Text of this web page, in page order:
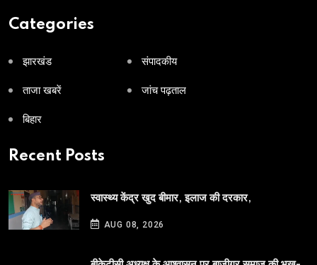
Categories
झारखंड संपादकीय
ताजा खबरें जांच पढ़ताल
बिहार
Recent Posts
स्वास्थ्य केंद्र खुद बीमार, इलाज की दरकार,
AUG 08, 2026